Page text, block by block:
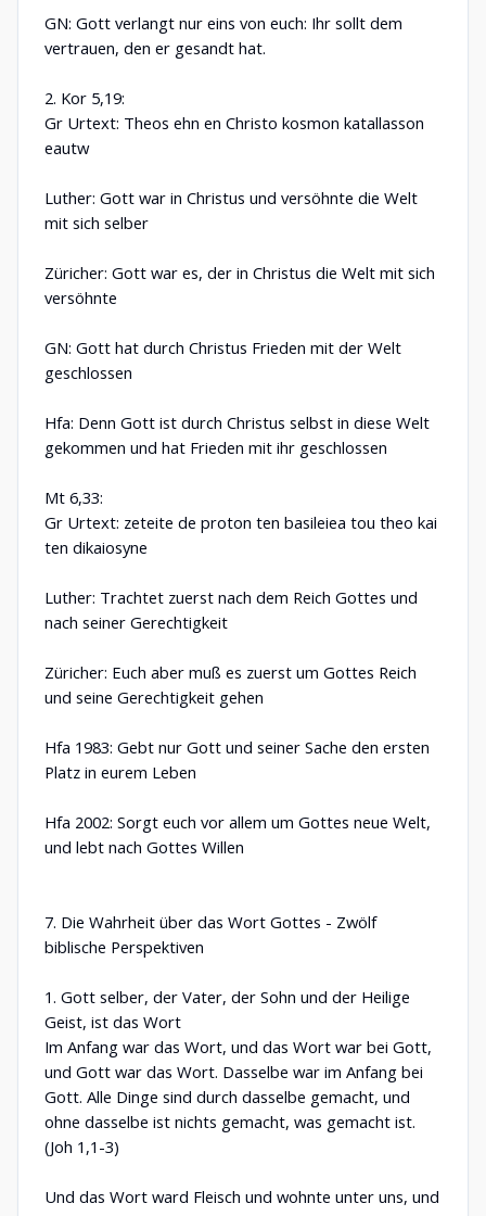
GN: Gott verlangt nur eins von euch: Ihr sollt dem
vertrauen, den er gesandt hat.
2. Kor 5,19:
Gr Urtext: Theos ehn en Christo kosmon katallasson
eautw
Luther: Gott war in Christus und versöhnte die Welt
mit sich selber
Züricher: Gott war es, der in Christus die Welt mit sich
versöhnte
GN: Gott hat durch Christus Frieden mit der Welt
geschlossen
Hfa: Denn Gott ist durch Christus selbst in diese Welt
gekommen und hat Frieden mit ihr geschlossen
Mt 6,33:
Gr Urtext: zeteite de proton ten basileiea tou theo kai
ten dikaiosyne
Luther: Trachtet zuerst nach dem Reich Gottes und
nach seiner Gerechtigkeit
Züricher: Euch aber muß es zuerst um Gottes Reich
und seine Gerechtigkeit gehen
Hfa 1983: Gebt nur Gott und seiner Sache den ersten
Platz in eurem Leben
Hfa 2002: Sorgt euch vor allem um Gottes neue Welt,
und lebt nach Gottes Willen
7. Die Wahrheit über das Wort Gottes - Zwölf
biblische Perspektiven
1. Gott selber, der Vater, der Sohn und der Heilige
Geist, ist das Wort
Im Anfang war das Wort, und das Wort war bei Gott,
und Gott war das Wort. Dasselbe war im Anfang bei
Gott. Alle Dinge sind durch dasselbe gemacht, und
ohne dasselbe ist nichts gemacht, was gemacht ist.
(Joh 1,1-3)
Und das Wort ward Fleisch und wohnte unter uns, und